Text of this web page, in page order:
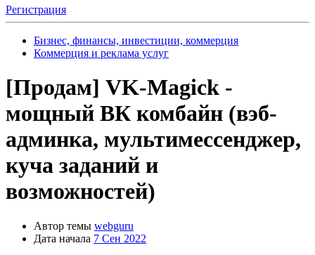
Регистрация
Бизнес, финансы, инвестиции, коммерция
Коммерция и реклама услуг
[Продам] VK-Magick -
мощный ВК комбайн (вэб-
админка, мультимессенджер,
куча заданий и
возможностей)
Автор темы webguru
Дата начала 7 Сен 2022